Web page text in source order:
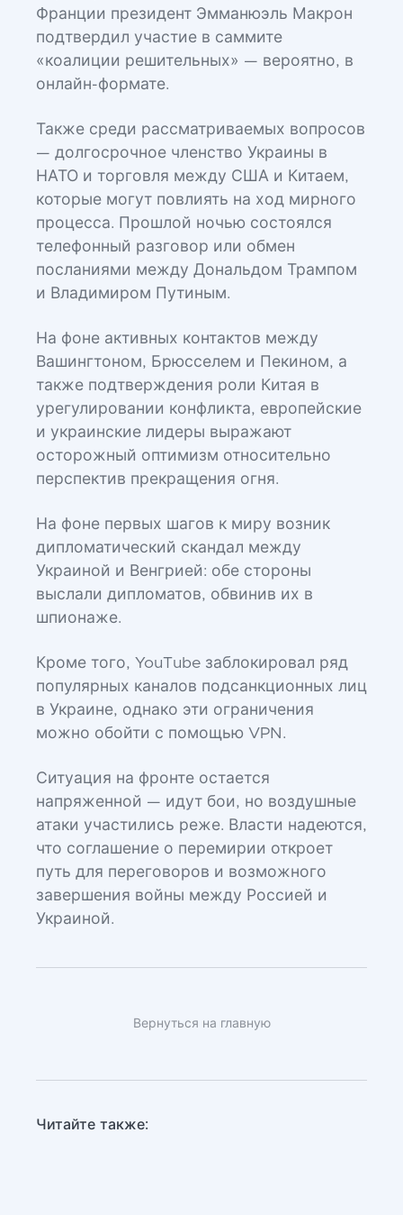
Франции президент Эмманюэль Макрон
подтвердил участие в саммите
«коалиции решительных» — вероятно, в
онлайн-формате.
Также среди рассматриваемых вопросов
— долгосрочное членство Украины в
НАТО и торговля между США и Китаем,
которые могут повлиять на ход мирного
процесса. Прошлой ночью состоялся
телефонный разговор или обмен
посланиями между Дональдом Трампом
и Владимиром Путиным.
На фоне активных контактов между
Вашингтоном, Брюсселем и Пекином, а
также подтверждения роли Китая в
урегулировании конфликта, европейские
и украинские лидеры выражают
осторожный оптимизм относительно
перспектив прекращения огня.
На фоне первых шагов к миру возник
дипломатический скандал между
Украиной и Венгрией: обе стороны
выслали дипломатов, обвинив их в
шпионаже.
Кроме того, YouTube заблокировал ряд
популярных каналов подсанкционных лиц
в Украине, однако эти ограничения
можно обойти с помощью VPN.
Ситуация на фронте остается
напряженной — идут бои, но воздушные
атаки участились реже. Власти надеются,
что соглашение о перемирии откроет
путь для переговоров и возможного
завершения войны между Россией и
Украиной.
Вернуться на главную
Читайте также: